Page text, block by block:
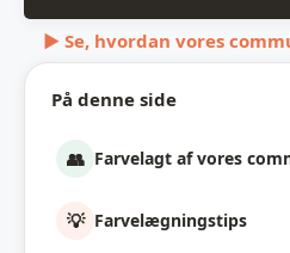
På denne side
👥 Farvelagt af vores
💡 Farvelægningstips
▶ Se, hvordan vores